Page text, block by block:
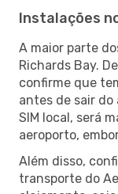
Instalações
A maior parte
Richards Bay.
confirme que
antes de sair do
SIM local, será
aeroporto,
Além disso,
transporte do